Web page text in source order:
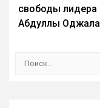
свободы лидера
Абдуллы